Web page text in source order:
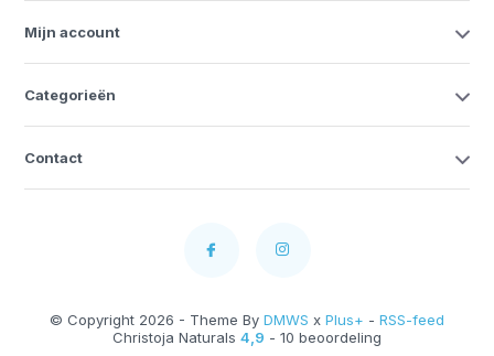
Mijn account
Categorieën
Contact
© Copyright 2026 - Theme By DMWS x Plus+ - RSS-feed
Christoja Naturals 4,9 - 10 beoordeling